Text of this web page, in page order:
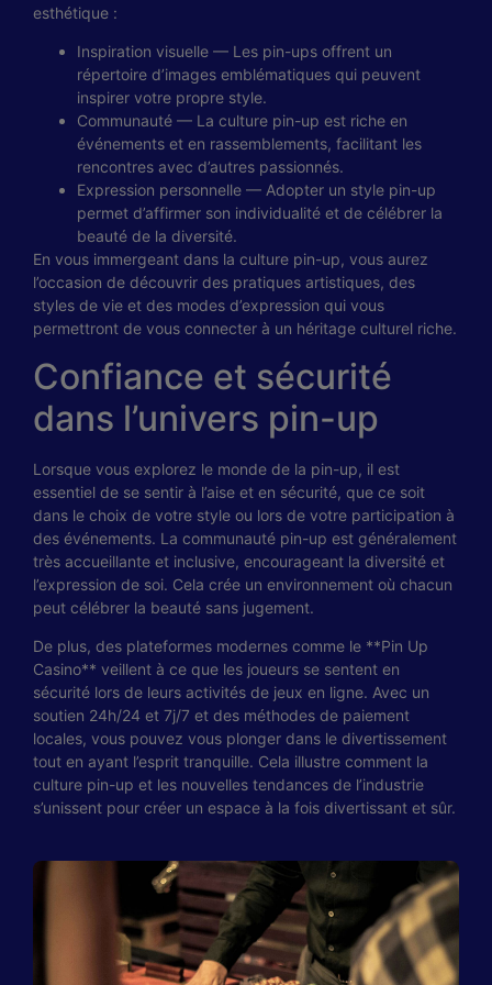
esthétique :
Inspiration visuelle — Les pin-ups offrent un
répertoire d’images emblématiques qui peuvent
inspirer votre propre style.
Communauté — La culture pin-up est riche en
événements et en rassemblements, facilitant les
rencontres avec d’autres passionnés.
Expression personnelle — Adopter un style pin-up
permet d’affirmer son individualité et de célébrer la
beauté de la diversité.
En vous immergeant dans la culture pin-up, vous aurez
l’occasion de découvrir des pratiques artistiques, des
styles de vie et des modes d’expression qui vous
permettront de vous connecter à un héritage culturel riche.
Confiance et sécurité
dans l’univers pin-up
Lorsque vous explorez le monde de la pin-up, il est
essentiel de se sentir à l’aise et en sécurité, que ce soit
dans le choix de votre style ou lors de votre participation à
des événements. La communauté pin-up est généralement
très accueillante et inclusive, encourageant la diversité et
l’expression de soi. Cela crée un environnement où chacun
peut célébrer la beauté sans jugement.
De plus, des plateformes modernes comme le **Pin Up
Casino** veillent à ce que les joueurs se sentent en
sécurité lors de leurs activités de jeux en ligne. Avec un
soutien 24h/24 et 7j/7 et des méthodes de paiement
locales, vous pouvez vous plonger dans le divertissement
tout en ayant l’esprit tranquille. Cela illustre comment la
culture pin-up et les nouvelles tendances de l’industrie
s’unissent pour créer un espace à la fois divertissant et sûr.